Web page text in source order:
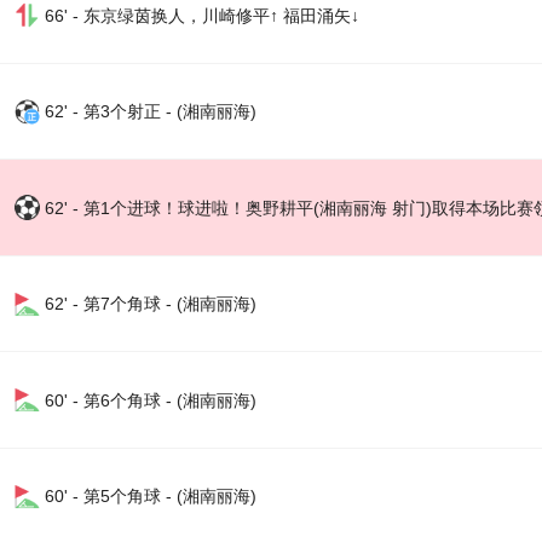
66' - 东京绿茵换人，川崎修平↑ 福田涌矢↓
62' - 第3个射正 - (湘南丽海)
62' - 第1个进球！球进啦！奥野耕平(湘南丽海 射门)取得本场比赛
62' - 第7个角球 - (湘南丽海)
60' - 第6个角球 - (湘南丽海)
60' - 第5个角球 - (湘南丽海)